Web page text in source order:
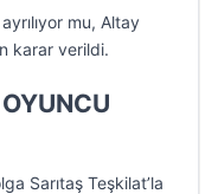
mu, Altay
karar verildi.
Sarıtaş Teşkilat’la